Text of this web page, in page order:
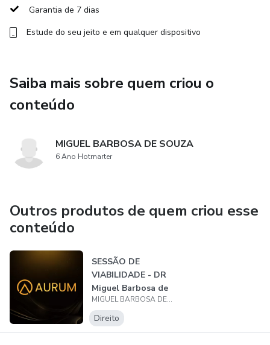
Garantia de 7 dias
Estude do seu jeito e em qualquer dispositivo
Saiba mais sobre quem criou o
conteúdo
MIGUEL BARBOSA DE SOUZA
6 Ano Hotmarter
Outros produtos de quem criou esse
conteúdo
SESSÃO DE
VIABILIDADE - DR
Miguel Barbosa de
Souza
MIGUEL BARBOSA DE SOUZA
Direito